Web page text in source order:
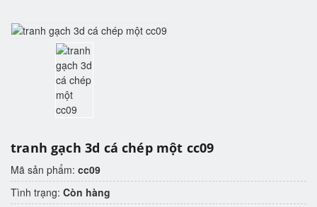
tranh gạch 3d cá chép một cc09
Mã sản phẩm: cc09
Tình trạng: Còn hàng